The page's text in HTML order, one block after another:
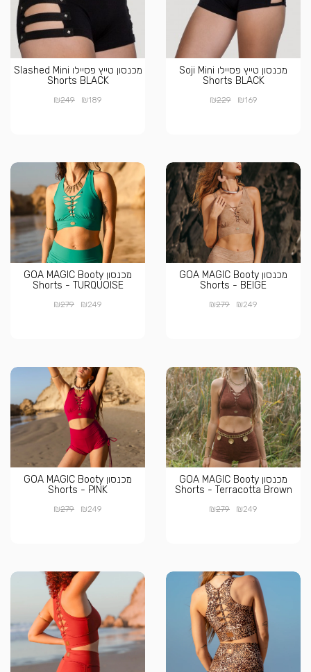
מכנסון טייץ פסיילו Soji Mini
Shorts BLACK
₪169
₪229
מכנסון טייץ פסיילו Slashed Mini
Shorts BLACK
₪189
₪249
מכנסון GOA MAGIC Booty
Shorts - BEIGE
₪249
₪279
מכנסון GOA MAGIC Booty
Shorts - TURQUOISE
₪249
₪279
מכנסון GOA MAGIC Booty
Shorts - Terracotta Brown
₪249
₪279
מכנסון GOA MAGIC Booty
Shorts - PINK
₪249
₪279